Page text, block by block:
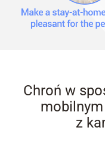
Chroń w
z